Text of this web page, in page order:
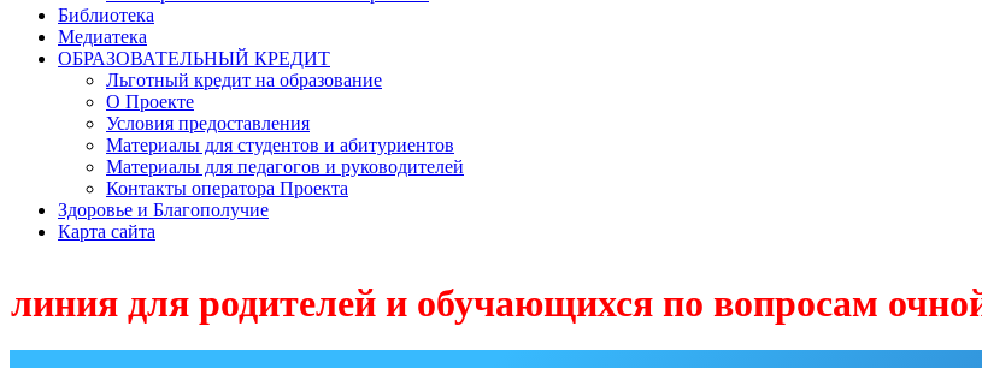
Библиотека
Медиатека
ОБРАЗОВАТЕЛЬНЫЙ КРЕДИТ
Льготный кредит на образование
О Проекте
Условия предоставления
Материалы для студентов и абитуриентов
Материалы для педагогов и руководителей
Контакты оператора Проекта
Здоровье и Благополучие
Карта сайта
родителей и обучающихся по вопросам очной